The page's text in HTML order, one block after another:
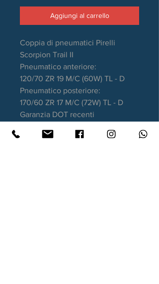
Aggiungi al carrello
Coppia di pneumatici Pirelli
Scorpion Trail II
Pneumatico anteriore:
120/70 ZR 19 M/C (60W) TL - D
Pneumatico posteriore:
170/60 ZR 17 M/C (72W) TL - D
Garanzia DOT recenti